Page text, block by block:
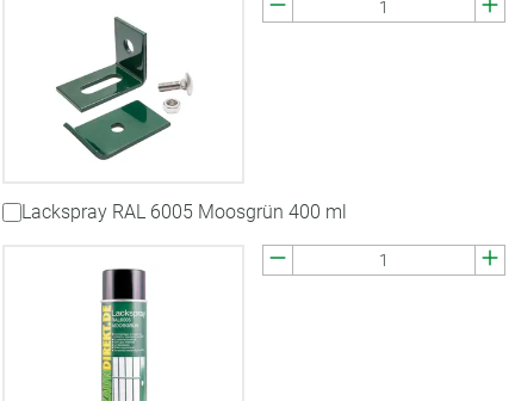
Lackspray RAL 6005 Moosgrün 400 ml